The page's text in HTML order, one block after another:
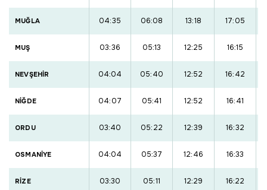
MUĞLA 04:35 06:08 13:18 17:05
MUŞ 03:36 05:13 12:25 16:15
NEVŞEHİR 04:04 05:40 12:52 16:42
NİĞDE 04:07 05:41 12:52 16:41
ORDU 03:40 05:22 12:39 16:32
OSMANİYE 04:04 05:37 12:46 16:33
RİZE 03:30 05:11 12:29 16:22